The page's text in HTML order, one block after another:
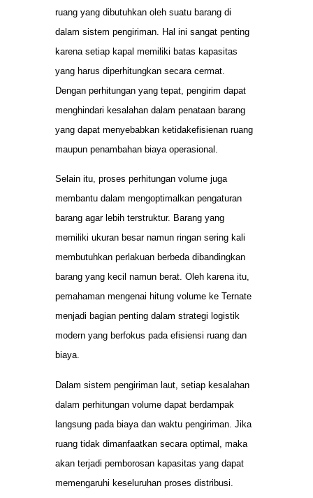
ruang yang dibutuhkan oleh suatu barang di
dalam sistem pengiriman. Hal ini sangat penting
karena setiap kapal memiliki batas kapasitas
yang harus diperhitungkan secara cermat.
Dengan perhitungan yang tepat, pengirim dapat
menghindari kesalahan dalam penataan barang
yang dapat menyebabkan ketidakefisienan ruang
maupun penambahan biaya operasional.
Selain itu, proses perhitungan volume juga
membantu dalam mengoptimalkan pengaturan
barang agar lebih terstruktur. Barang yang
memiliki ukuran besar namun ringan sering kali
membutuhkan perlakuan berbeda dibandingkan
barang yang kecil namun berat. Oleh karena itu,
pemahaman mengenai hitung volume ke Ternate
menjadi bagian penting dalam strategi logistik
modern yang berfokus pada efisiensi ruang dan
biaya.
Dalam sistem pengiriman laut, setiap kesalahan
dalam perhitungan volume dapat berdampak
langsung pada biaya dan waktu pengiriman. Jika
ruang tidak dimanfaatkan secara optimal, maka
akan terjadi pemborosan kapasitas yang dapat
memengaruhi keseluruhan proses distribusi.